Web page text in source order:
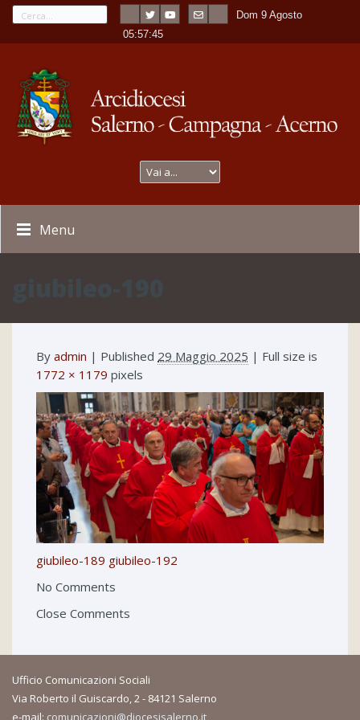
Dom 9 Agosto
-05:57:45
Menu
By admin | Published 29 Maggio 2025 | Full size is
1772 × 1179 pixels
giubileo-189 giubileo-192
No Comments
Close Comments
Ufficio Comunicazioni Sociali
Via Roberto il Guiscardo, 2 - 84121 Salerno
e-mail: comunicazioni@diocesisalerno.it